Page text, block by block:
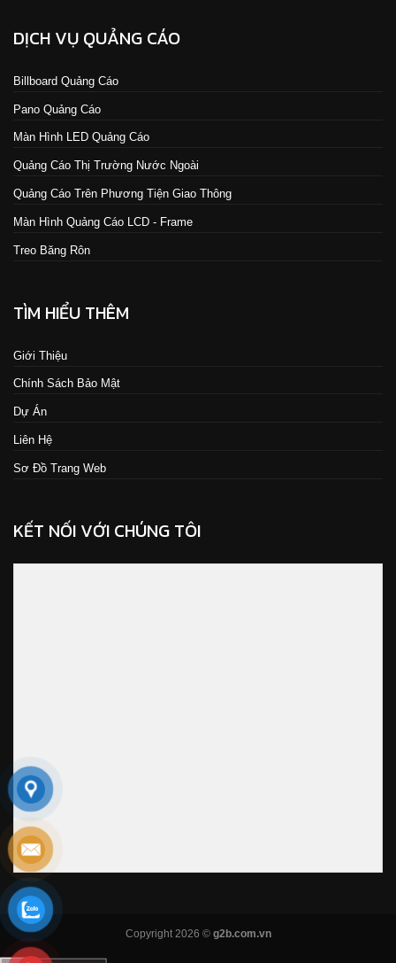
DỊCH VỤ QUẢNG CÁO
Billboard Quảng Cáo
Pano Quảng Cáo
Màn Hình LED Quảng Cáo
Quảng Cáo Thị Trường Nước Ngoài
Quảng Cáo Trên Phương Tiện Giao Thông
Màn Hình Quảng Cáo LCD - Frame
Treo Băng Rôn
TÌM HIỂU THÊM
Giới Thiệu
Chính Sách Bảo Mật
Dự Án
Liên Hệ
Sơ Đồ Trang Web
KẾT NỐI VỚI CHÚNG TÔI
Copyright 2026 © g2b.com.vn